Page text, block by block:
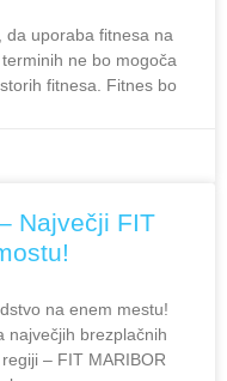
da uporaba fitnesa na
ne bo mogoča
fitnesa. Fitnes bo
Največji FIT
na enem mestu!
največjih brezplačnih
– FIT MARIBOR